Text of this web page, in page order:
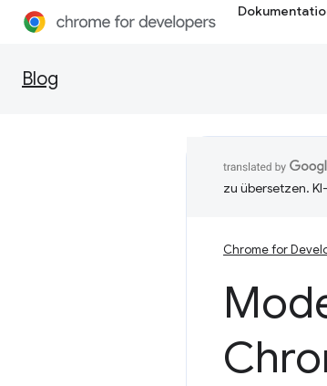
Blog
zu übersetzen.
Chrome for